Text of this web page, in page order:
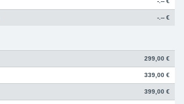
-.-- €
299,00 €
339,00 €
399,00 €